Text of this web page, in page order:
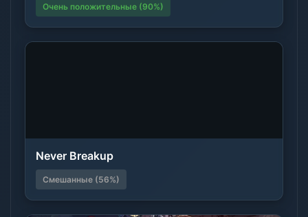
Очень положительные (90%)
Never Breakup
Смешанные (56%)